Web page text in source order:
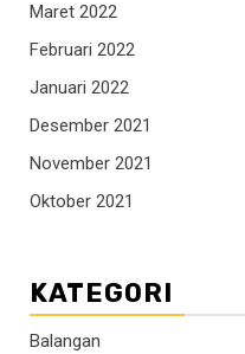
Maret 2022
Februari 2022
Januari 2022
Desember 2021
November 2021
Oktober 2021
KATEGORI
Balangan